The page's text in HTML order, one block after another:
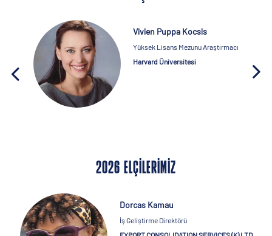
Vivien Puppa Kocsis
Yüksek Lisans Mezunu Araştırmacı
Harvard Üniversitesi
2026 ELÇILERIMIZ
Dorcas Kamau
İş Geliştirme Direktörü